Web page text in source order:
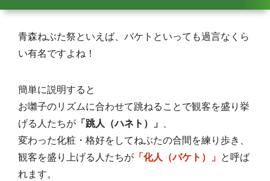
青森ねぶた祭といえば、バケトといっても過言なくら
い有名ですよね！
簡単に説明すると
お囃子のリズムに合わせて跳ねることで観客を盛り挙
げる人たちが 「跳人（ハネト）」 、
変わった化粧・格好をしてねぶたの合間を練り歩き、
観客を盛り上げる人たちが 「化人（バケト）」 と呼ば
れます。